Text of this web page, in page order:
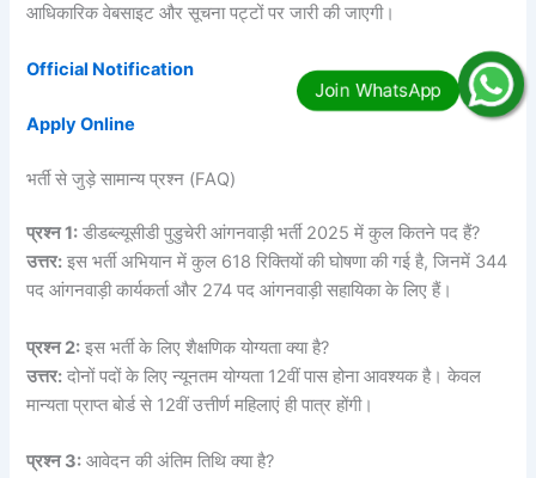
आधिकारिक वेबसाइट और सूचना पट्टों पर जारी की जाएगी।
Official Notification
Apply Online
भर्ती से जुड़े सामान्य प्रश्न (FAQ)
प्रश्न 1: डीडब्ल्यूसीडी पुडुचेरी आंगनवाड़ी भर्ती 2025 में कुल कितने पद हैं?
उत्तर: इस भर्ती अभियान में कुल 618 रिक्तियों की घोषणा की गई है, जिनमें 344
पद आंगनवाड़ी कार्यकर्ता और 274 पद आंगनवाड़ी सहायिका के लिए हैं।
प्रश्न 2: इस भर्ती के लिए शैक्षणिक योग्यता क्या है?
उत्तर: दोनों पदों के लिए न्यूनतम योग्यता 12वीं पास होना आवश्यक है। केवल
मान्यता प्राप्त बोर्ड से 12वीं उत्तीर्ण महिलाएं ही पात्र होंगी।
प्रश्न 3: आवेदन की अंतिम तिथि क्या है?